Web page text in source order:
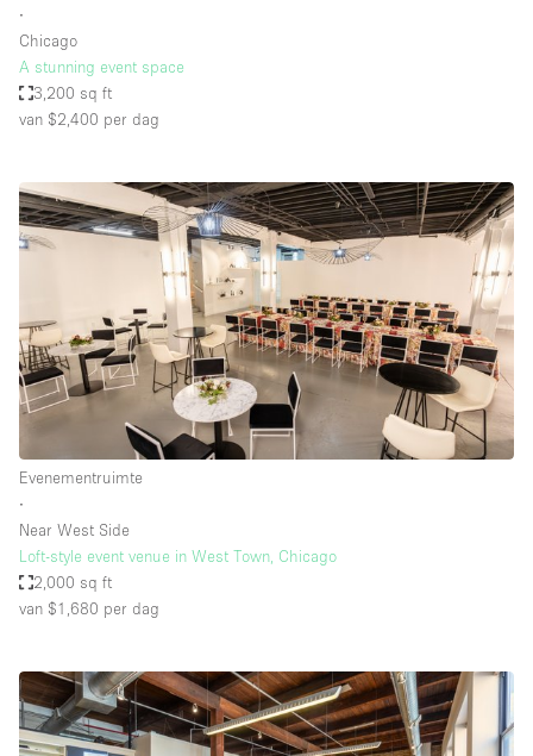
∙
Chicago
A stunning event space
3,200 sq ft
van $2,400 per dag
Evenementruimte
∙
Near West Side
Loft-style event venue in West Town, Chicago
2,000 sq ft
van $1,680 per dag